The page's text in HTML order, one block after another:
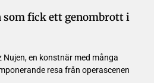
fick ett genombrott i
Nujen, en konstnär med många
resa från operascenen